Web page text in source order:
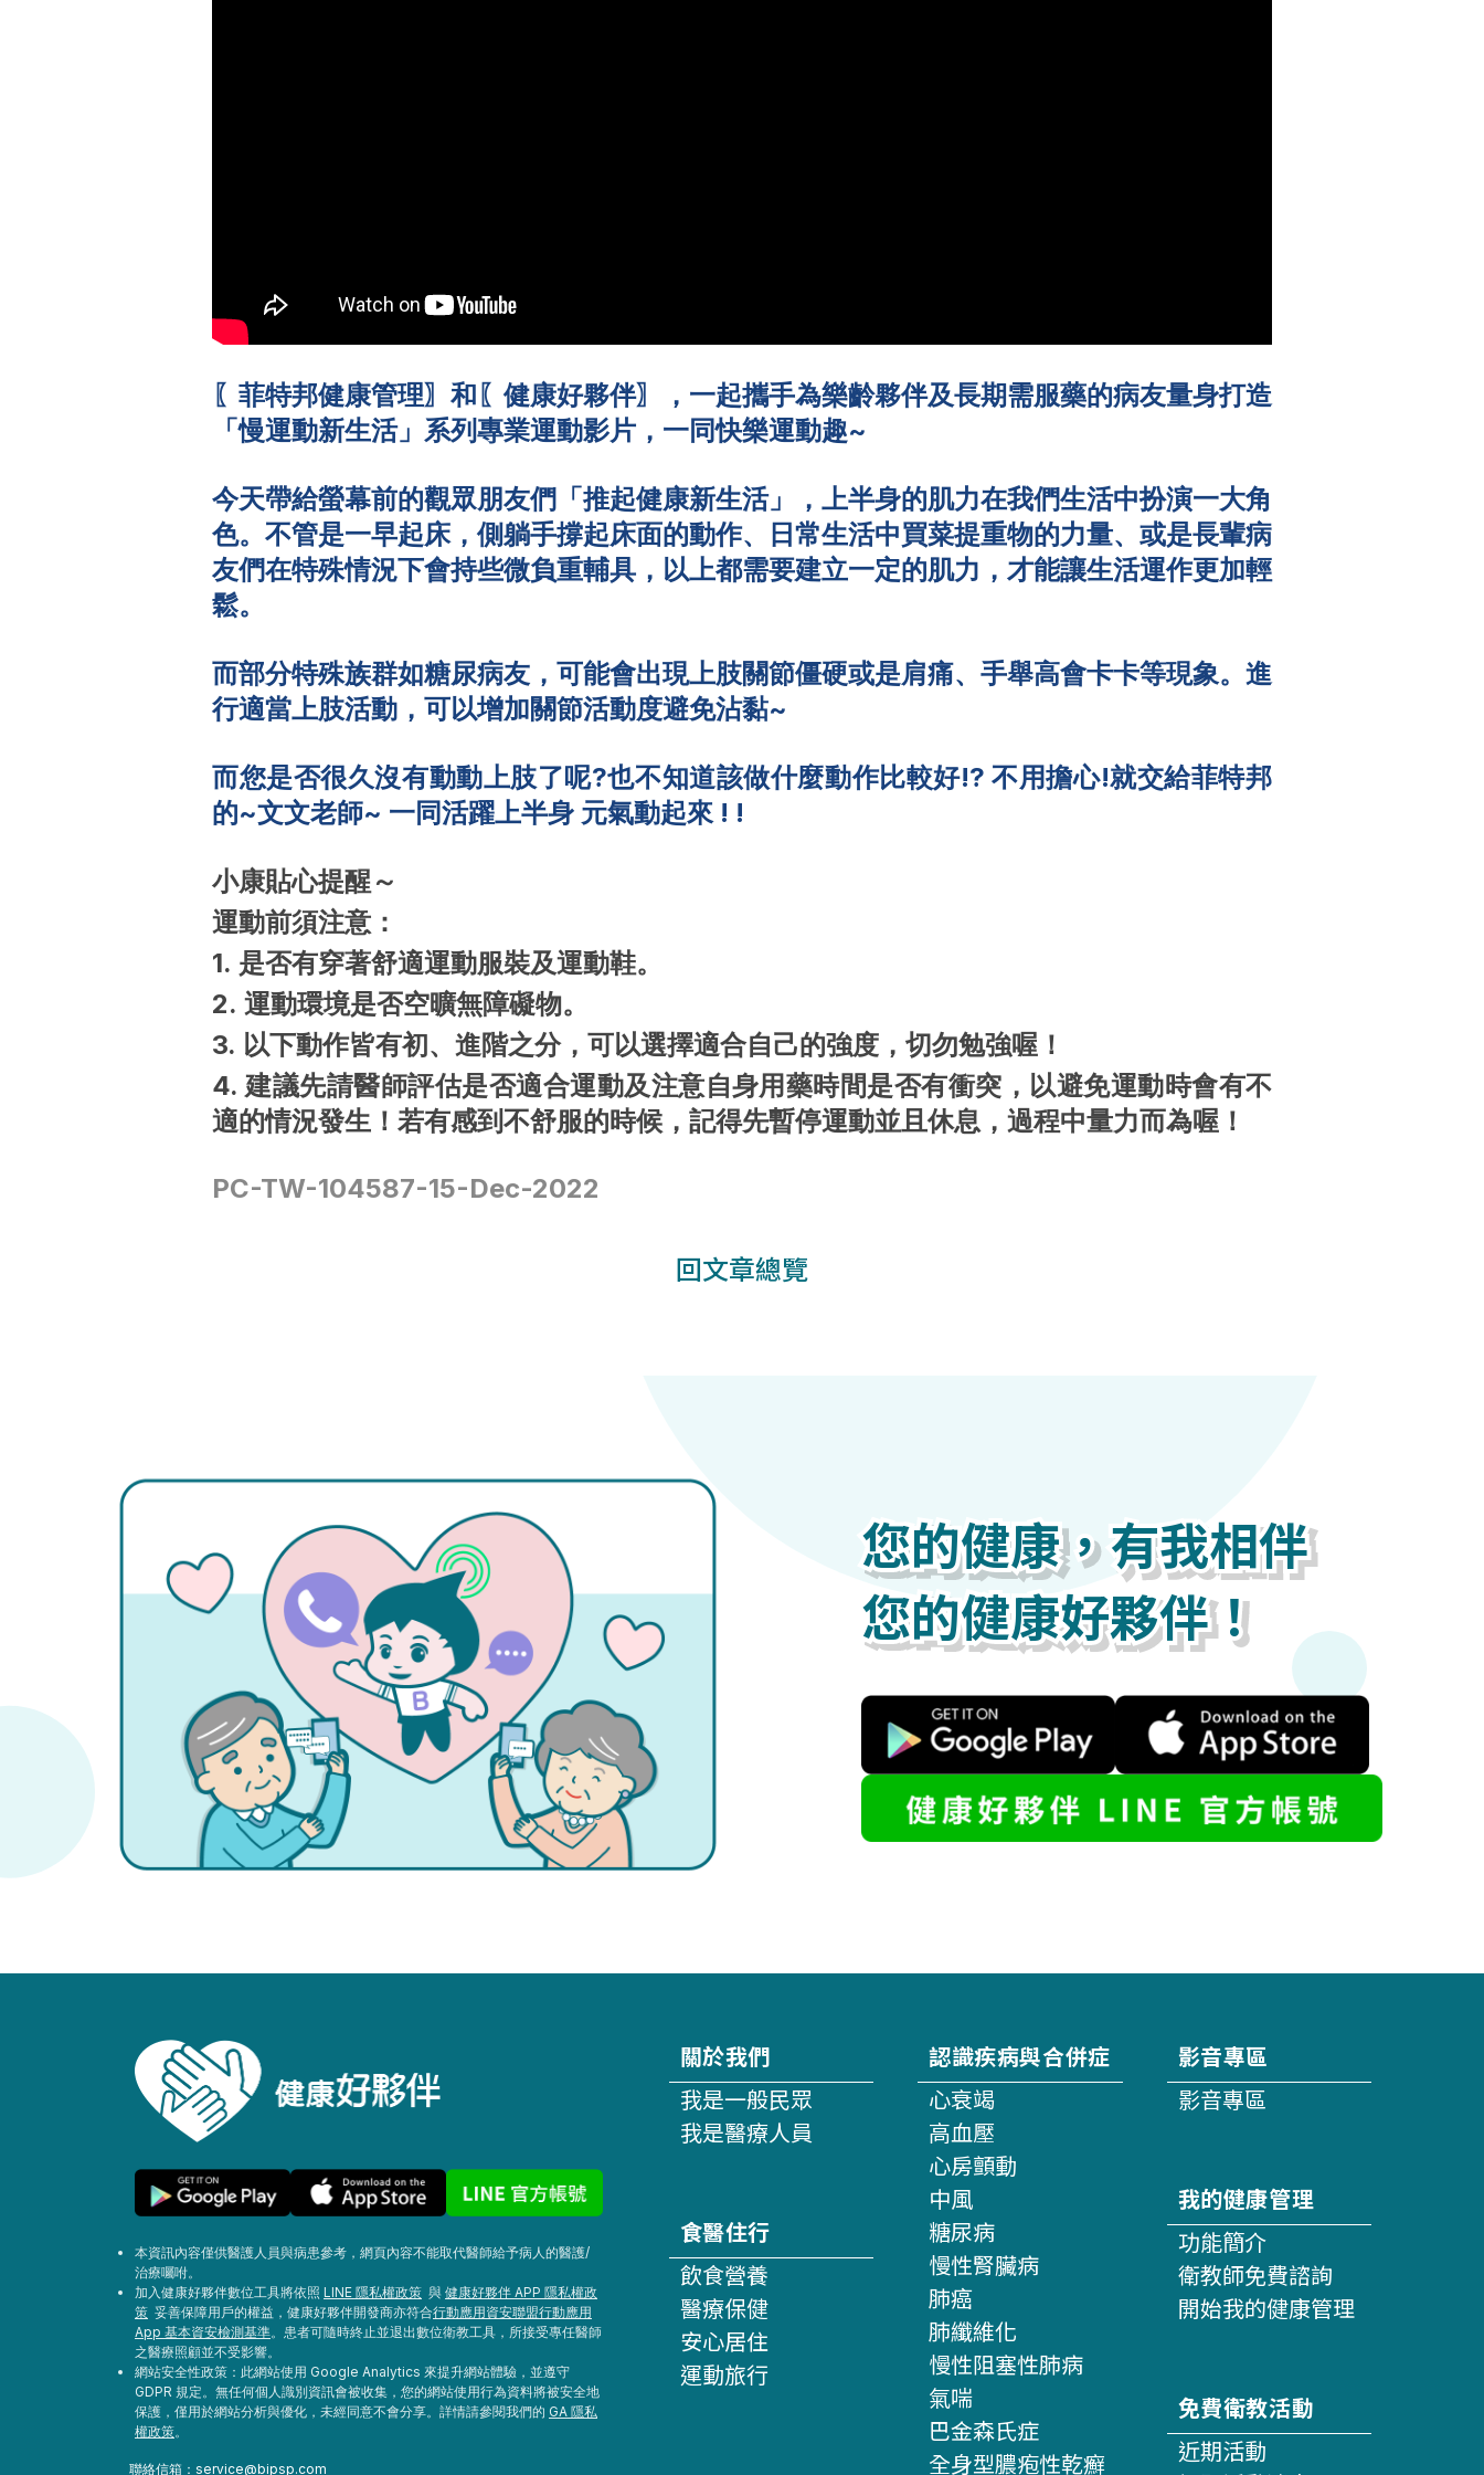
〖菲特邦健康管理〗和〖健康好夥伴〗，一起攜手為樂齡夥伴及長期需服藥的病友量身打造
「慢運動新生活」系列專業運動影片，一同快樂運動趣~
今天帶給螢幕前的觀眾朋友們「推起健康新生活」，上半身的肌力在我們生活中扮演一大角
色。不管是一早起床，側躺手撐起床面的動作、日常生活中買菜提重物的力量、或是長輩病
友們在特殊情況下會持些微負重輔具，以上都需要建立一定的肌力，才能讓生活運作更加輕
鬆。
而部分特殊族群如糖尿病友，可能會出現上肢關節僵硬或是肩痛、手舉高會卡卡等現象。進
行適當上肢活動，可以增加關節活動度避免沾黏~
而您是否很久沒有動動上肢了呢?也不知道該做什麼動作比較好!? 不用擔心!就交給菲特邦
的~文文老師~ 一同活躍上半身 元氣動起來 ! !
小康貼心提醒～
運動前須注意：
1. 是否有穿著舒適運動服裝及運動鞋。
2. 運動環境是否空曠無障礙物。
3. 以下動作皆有初、進階之分，可以選擇適合自己的強度，切勿勉強喔！
4. 建議先請醫師評估是否適合運動及注意自身用藥時間是否有衝突，以避免運動時會有不
適的情況發生！若有感到不舒服的時候，記得先暫停運動並且休息，過程中量力而為喔！
PC-TW-104587-15-Dec-2022
回文章總覽
您的健康，有我相伴
您的健康好夥伴！
您的健康，有我相伴
您的健康好夥伴！
您的健康，有我相伴
您的健康好夥伴！
本資訊內容僅供醫護人員與病患參考，網頁內容不能取代醫師給予病人的醫護/
治療囑咐。
加入健康好夥伴數位工具將依照 LINE 隱私權政策 與 健康好夥伴 APP 隱私權政
策 妥善保障用戶的權益，健康好夥伴開發商亦符合行動應用資安聯盟行動應用
App 基本資安檢測基準。患者可隨時終止並退出數位衛教工具，所接受專任醫師
之醫療照顧並不受影響。
網站安全性政策：此網站使用 Google Analytics 來提升網站體驗，並遵守
GDPR 規定。無任何個人識別資訊會被收集，您的網站使用行為資料將被安全地
保護，僅用於網站分析與優化，未經同意不會分享。詳情請參閱我們的 GA 隱私
權政策。
聯絡信箱： service@bipsp.com
關於我們
我是一般民眾
我是醫療人員
食醫住行
飲食營養
醫療保健
安心居住
運動旅行
認識疾病與合併症
心衰竭
高血壓
心房顫動
中風
糖尿病
慢性腎臟病
肺癌
肺纖維化
慢性阻塞性肺病
氣喘
巴金森氏症
全身型膿疱性乾癬
影音專區
影音專區
我的健康管理
功能簡介
衛教師免費諮詢
開始我的健康管理
免費衛教活動
近期活動